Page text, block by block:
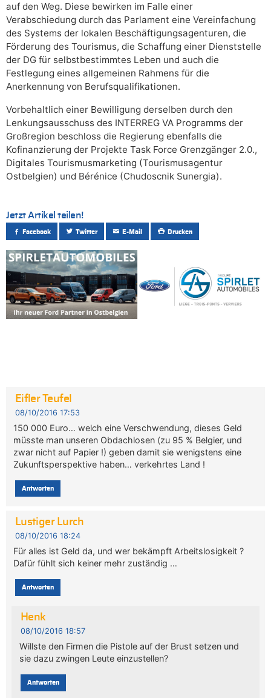
auf den Weg. Diese bewirken im Falle einer
Verabschiedung durch das Parlament eine Vereinfachung
des Systems der lokalen Beschäftigungsagenturen, die
Förderung des Tourismus, die Schaffung einer Dienststelle
der DG für selbstbestimmtes Leben und auch die
Festlegung eines allgemeinen Rahmens für die
Anerkennung von Berufsqualifikationen.
Vorbehaltlich einer Bewilligung derselben durch den
Lenkungsausschuss des INTERREG VA Programms der
Großregion beschloss die Regierung ebenfalls die
Kofinanzierung der Projekte Task Force Grenzgänger 2.0.,
Digitales Tourismusmarketing (Tourismusagentur
Ostbelgien) und Bérénice (Chudoscnik Sunergia).
Jetzt Artikel teilen!
Facebook Twitter E-Mail Drucken
Eifler Teufel
08/10/2016 17:53
150 000 Euro… welch eine Verschwendung, dieses Geld
müsste man unseren Obdachlosen (zu 95 % Belgier, und
zwar nicht auf Papier !) geben damit sie wenigstens eine
Zukunftsperspektive haben… verkehrtes Land !
Antworten
Lustiger Lurch
08/10/2016 18:24
Für alles ist Geld da, und wer bekämpft Arbeitslosigkeit ?
Dafür fühlt sich keiner mehr zuständig …
Antworten
Henk
08/10/2016 18:57
Willste den Firmen die Pistole auf der Brust setzen und
sie dazu zwingen Leute einzustellen?
Antworten